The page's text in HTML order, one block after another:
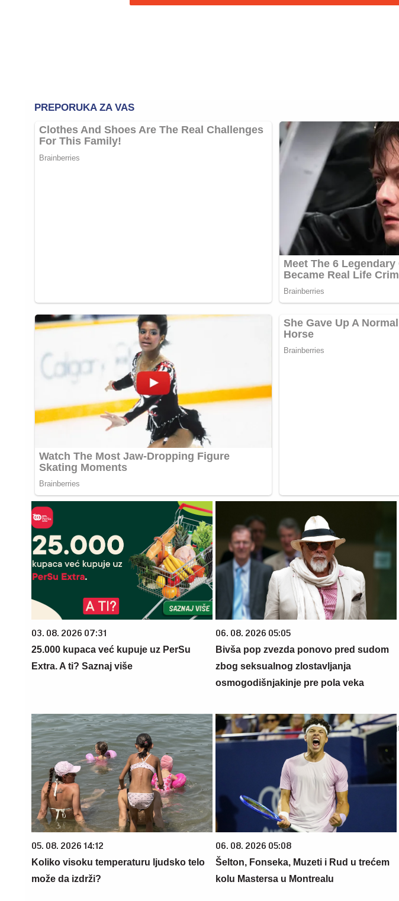
03. 08. 2026 07:31
25.000 kupaca već kupuje uz PerSu
Extra. A ti? Saznaj više
06. 08. 2026 05:05
Bivša pop zvezda ponovo pred sudom
zbog seksualnog zlostavljanja
osmogodišnjakinje pre pola veka
05. 08. 2026 14:12
Koliko visoku temperaturu ljudsko telo
može da izdrži?
06. 08. 2026 05:08
Šelton, Fonseka, Muzeti i Rud u trećem
kolu Mastersa u Montrealu